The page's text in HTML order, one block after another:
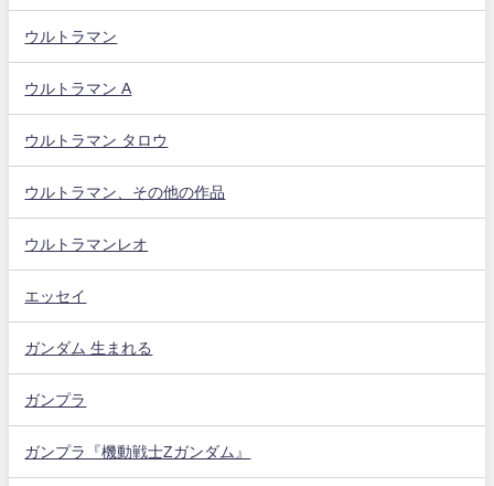
ウルトラマン
ウルトラマン A
ウルトラマン タロウ
ウルトラマン、その他の作品
ウルトラマンレオ
エッセイ
ガンダム 生まれる
ガンプラ
ガンプラ『機動戦士Zガンダム』